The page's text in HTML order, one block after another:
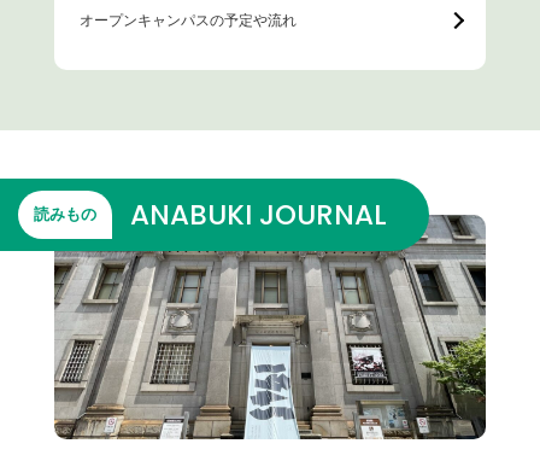
オープンキャンパスの予定や流れ
読みもの ANABUKI JOURNAL